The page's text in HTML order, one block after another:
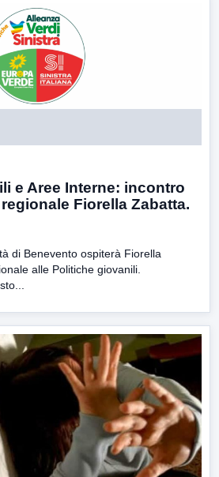
e Aree Interne: incontro
Fiorella Zabatta.
di Benevento ospiterà Fiorella
alle Politiche giovanili.